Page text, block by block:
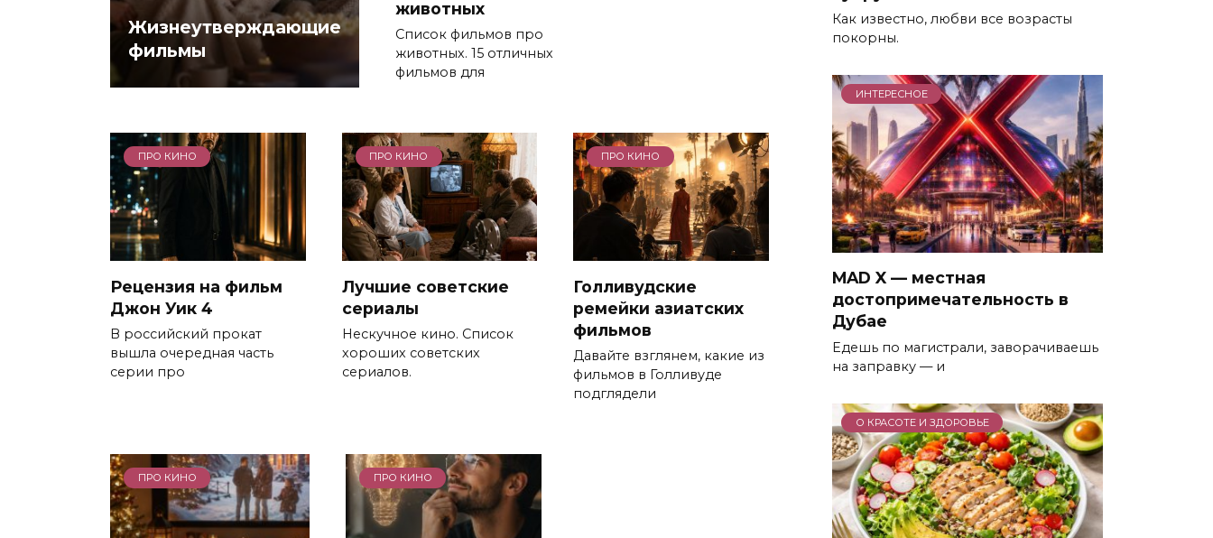
Жизнеутверждающие
фильмы
животных
Список фильмов про
животных. 15 отличных
фильмов для
ПРО КИНО
Рецензия на фильм
Джон Уик 4
В российский прокат
вышла очередная часть
серии про
ПРО КИНО
Лучшие советские
сериалы
Нескучное кино. Список
хороших советских
сериалов.
ПРО КИНО
Голливудские
ремейки азиатских
фильмов
Давайте взглянем, какие из
фильмов в Голливуде
подглядели
ПРО КИНО ПРО КИНО
Как известно, любви все возрасты
покорны.
ИНТЕРЕСНОЕ
MAD X — местная
достопримечательность в
Дубае
Едешь по магистрали, заворачиваешь
на заправку — и
О КРАСОТЕ И ЗДОРОВЬЕ